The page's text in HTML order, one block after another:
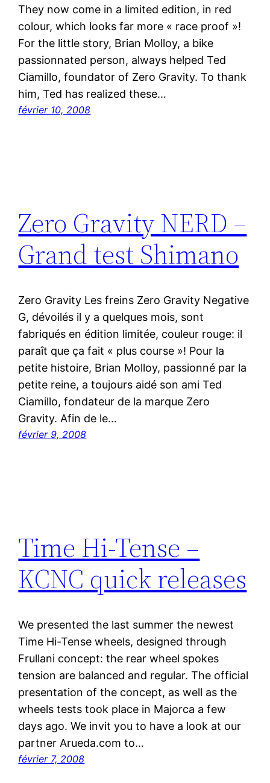
They now come in a limited edition, in red
colour, which looks far more « race proof »!
For the little story, Brian Molloy, a bike
passionnated person, always helped Ted
Ciamillo, foundator of Zero Gravity. To thank
him, Ted has realized these…
février 10, 2008
Zero Gravity NERD –
Grand test Shimano
Zero Gravity Les freins Zero Gravity Negative
G, dévoilés il y a quelques mois, sont
fabriqués en édition limitée, couleur rouge: il
paraît que ça fait « plus course »! Pour la
petite histoire, Brian Molloy, passionné par la
petite reine, a toujours aidé son ami Ted
Ciamillo, fondateur de la marque Zero
Gravity. Afin de le…
février 9, 2008
Time Hi-Tense –
KCNC quick releases
We presented the last summer the newest
Time Hi-Tense wheels, designed through
Frullani concept: the rear wheel spokes
tension are balanced and regular. The official
presentation of the concept, as well as the
wheels tests took place in Majorca a few
days ago. We invit you to have a look at our
partner Arueda.com to…
février 7, 2008